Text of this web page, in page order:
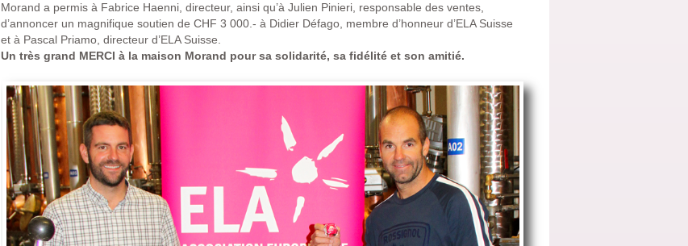
Morand a permis à Fabrice Haenni, directeur, ainsi qu’à Julien Pinieri, responsable des ventes,
d’annoncer un magnifique soutien de CHF 3 000.- à Didier Défago, membre d’honneur d’ELA Suisse
et à Pascal Priamo, directeur d’ELA Suisse.
Un très grand MERCI à la maison Morand pour sa solidarité, sa fidélité et son amitié.